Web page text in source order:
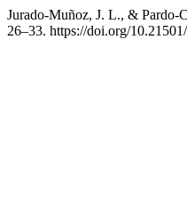
Jurado-Muñoz, J. L., & Pardo-
26–33. https://doi.org/